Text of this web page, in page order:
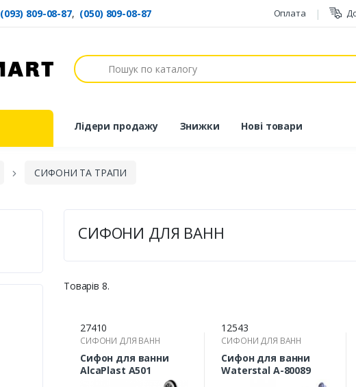
(093) 809-08-87, (050) 809-08-87 Оплата
Пошук
Лідери продажу Знижки Нові товари
СИФОНИ ТА ТРАПИ
СИФОНИ ДЛЯ ВАНН
Товарів 8.
27410
СИФОНИ ДЛЯ ВАНН
Сифон для ванни
AlcaPlast A501
12543
СИФОНИ ДЛЯ ВАНН
Сифон для ванни
Waterstal А-80089